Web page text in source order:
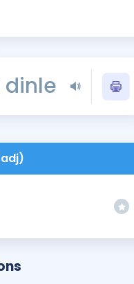
YDS - YÖKDİL
İngilizce
dinle